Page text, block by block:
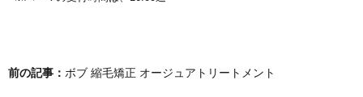
前の記事： ボブ 縮毛矯正 オージュアトリートメント